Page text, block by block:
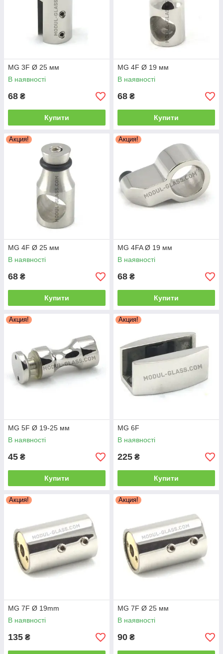
MG 3F Ø 25 мм
В наявності
68 ₴
Купити
MG 4F Ø 19 мм
В наявності
68 ₴
Купити
Акция!
MG 4F Ø 25 мм
В наявності
68 ₴
Купити
Акция!
MG 4FA Ø 19 мм
В наявності
68 ₴
Купити
Акция!
MG 5F Ø 19-25 мм
В наявності
45 ₴
Купити
Акция!
MG 6F
В наявності
225 ₴
Купити
Акция!
MG 7F Ø 19mm
В наявності
135 ₴
Акция!
MG 7F Ø 25 мм
В наявності
90 ₴